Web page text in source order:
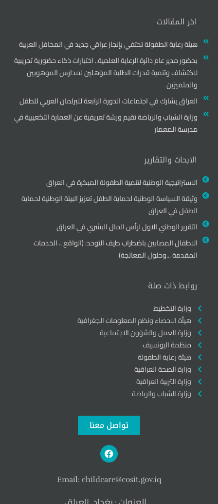
اخر المقالات
هيئة رعاية الطفولة تحتفي بإنجاز عراقي جديد في المحافل العربية
بحضور مدير عام دائرة الرعاية العلمية.. اختبارات ذكاء حضورية تجريبية
لاكتشاف وتنمية قدرات الطلبة المؤهلين لمدارس الموهوبين
والمتميزين
العراق يشارك في اجتماعات الدورة الرابعة للبرلمان العربي للطفل
وزارة الشباب والرياضة تقيم ورشة تعريفية عن العمارة التكعيبية في
مدرسة المعمار
الابحاث والتقارير
الاستراتيجية الوطنية لتنمية الطفولة المبكرة في العراق
وثيقة السياسة الوطنية لحماية الطفل تعزيز البيئة الوطنية لحماية
الطفل في العراق
التقرير الوطني الاول لرأس المال البشري في العراق
الاطفال المصابين باضطراب طيف التوحد: (الواقع .. الخدمات
المقدمة ...وحلول المعالجة)
روابط ذات صلة
وزارة التخطيط
هيأة الاحصاء ونظم المعلومات الجغرافية
وزارة العمل والشؤون الاجتماعية
منظمة اليونسيف
هيئة رعاية الطفولة
وزارة الصحة العراقية
وزارة التربية العراقية
وزارة الشباب والرياضة
تواصل معنا
Email: childcare@cosit.gov.iq